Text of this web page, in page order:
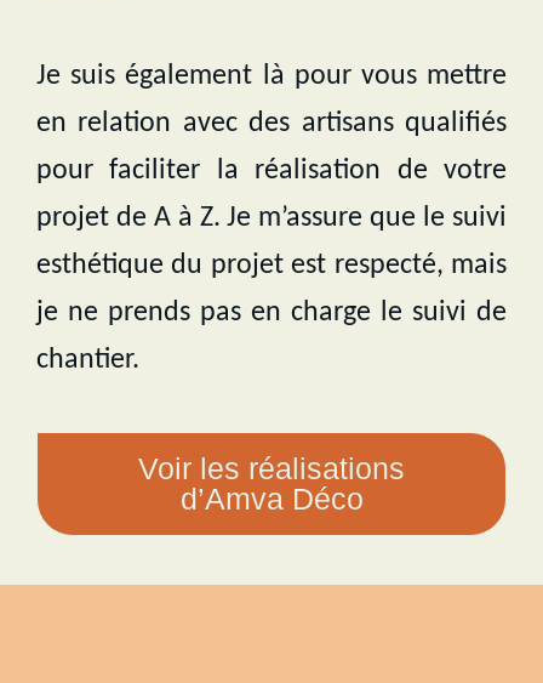
Je suis également là pour vous mettre
en relation avec des artisans qualifiés
pour faciliter la réalisation de votre
projet de A à Z. Je m’assure que le suivi
esthétique du projet est respecté, mais
je ne prends pas en charge le suivi de
chantier.
Voir les réalisations
d’Amva Déco